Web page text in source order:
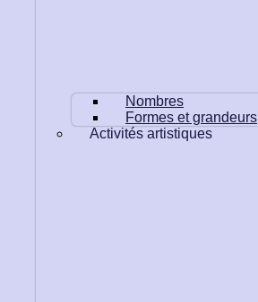
Nombres
Formes et grandeurs
Activités artistiques